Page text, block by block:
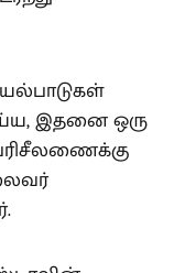
இதனை ஒரு